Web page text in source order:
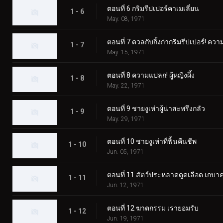
1 - 6 ตอนที่ 6 กริมรีปเปอร์คาเมเลี่ยน
May. 08, 1971
1 - 7 ตอนที่ 7 ดวลกับกิ้งก่ากริมรีปเปอร์! คว
May. 15, 1971
1 - 8 ตอนที่ 8 ความแปลก! ผู้หญิงผึ้ง
May. 22, 1971
1 - 9 ตอนที่ 9 ชายงูเห่าผู้น่าสะพรึงกลัว
May. 29, 1971
1 - 10 ตอนที่ 10 ชายงูเห่าที่ฟื้นคืนชีพ
Jun. 05, 1971
1 - 11 ตอนที่ 11 สัตว์ประหลาดดูดเลือด เกบา
Jun. 12, 1971
1 - 12 ตอนที่ 12 ฆาตกรรม เรายอมรับ
Jun. 19, 1971